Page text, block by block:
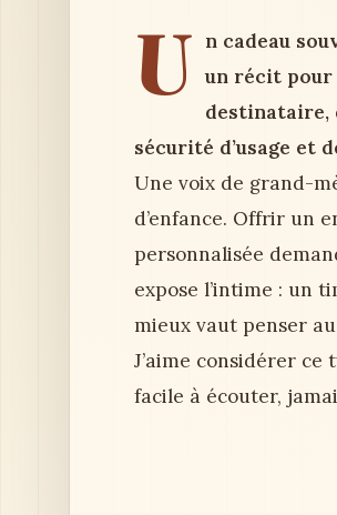
U n cadeau
un récit pour
destinataire,
sécurité d’usage et
Une voix de grand-
d’enfance. Offrir un
personnalisée
expose l’intime : un
mieux vaut penser
J’aime considérer
facile à écouter,